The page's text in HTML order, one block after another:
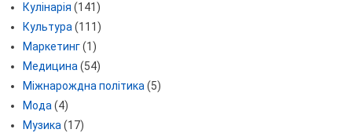
Кулінарія (141)
Культура(111)
Маркетинг(1)
Медицина(54)
Міжнарождна політика(5)
Мода(4)
Музика(17)